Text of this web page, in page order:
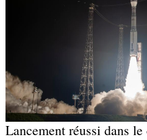
Lancement réussi dans